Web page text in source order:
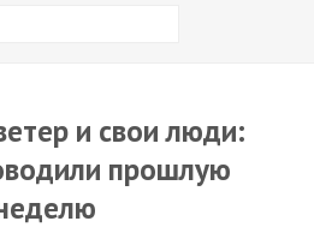
погодыи свои люди:
прошлую